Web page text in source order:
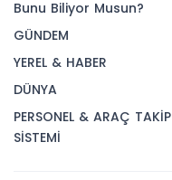
Bunu Biliyor Musun?
GÜNDEM
YEREL & HABER
DÜNYA
PERSONEL & ARAÇ TAKİP
SİSTEMİ